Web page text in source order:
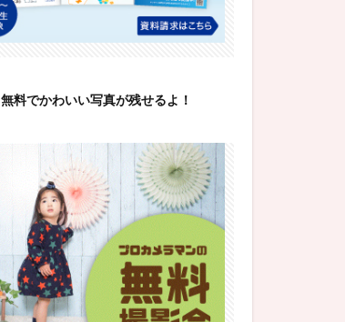
無料でかわいい写真が残せるよ！